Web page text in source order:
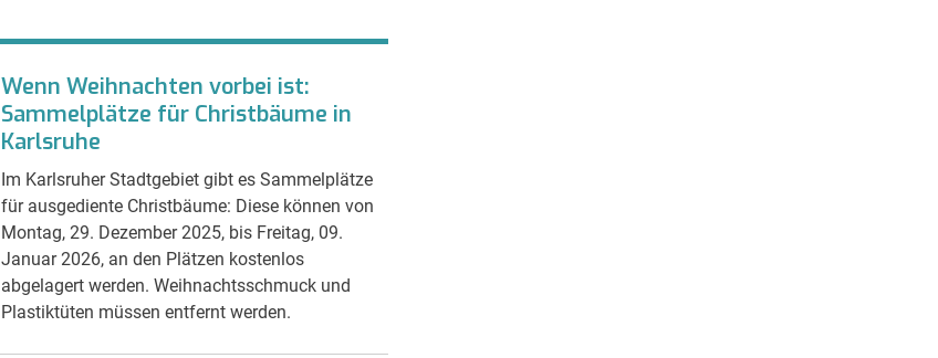
Wenn Weihnachten vorbei ist:
Sammelplätze für Christbäume in
Karlsruhe
Im Karlsruher Stadtgebiet gibt es Sammelplätze
für ausgediente Christbäume: Diese können von
Montag, 29. Dezember 2025, bis Freitag, 09.
Januar 2026, an den Plätzen kostenlos
abgelagert werden. Weihnachtsschmuck und
Plastiktüten müssen entfernt werden.